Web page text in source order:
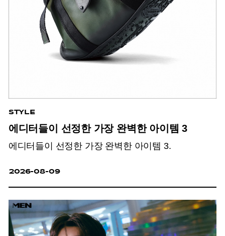
STYLE
에디터들이 선정한 가장 완벽한 아이템 3
에디터들이 선정한 가장 완벽한 아이템 3.
2026-08-09